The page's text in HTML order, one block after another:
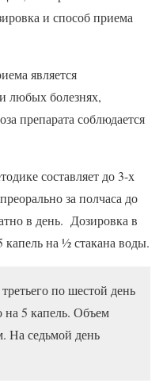
и способ приема
является
любых болезнях,
препарата соблюдается
составляет до 3-х
за полчаса до
в день. Дозировка в
капель на ½ стакана воды.
по шестой день
на 5 капель. Объем
На седьмой день